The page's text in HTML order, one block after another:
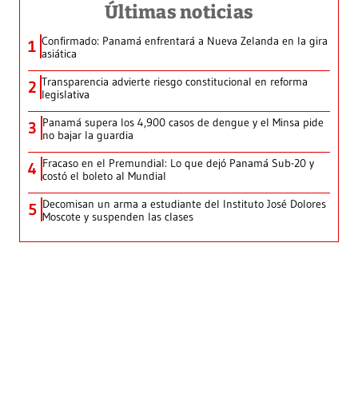
Últimas noticias
1 Confirmado: Panamá enfrentará a Nueva Zelanda en la gira
asiática
2 Transparencia advierte riesgo constitucional en reforma
legislativa
3 Panamá supera los 4,900 casos de dengue y el Minsa pide
no bajar la guardia
4 Fracaso en el Premundial: Lo que dejó Panamá Sub-20 y
costó el boleto al Mundial
5 Decomisan un arma a estudiante del Instituto José Dolores
Moscote y suspenden las clases